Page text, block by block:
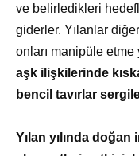
ve belirledikleri
giderler. Yılanlar
onları manipüle
aşk ilişkilerinde
bencil tavırlar
Yılan yılında